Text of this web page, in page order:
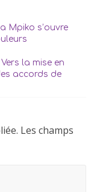
Mpiko s’ouvre
la mise en
accords de
Les champs